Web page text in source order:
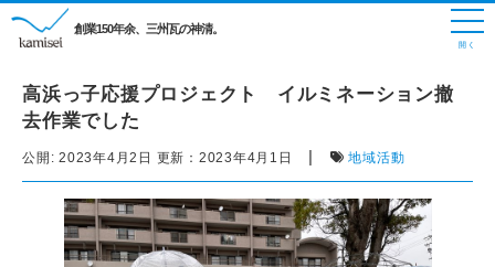
創業150年余、三州瓦の神清。
高浜っ子応援プロジェクト イルミネーション撤
去作業でした
公開: 2023年4月2日 更新： 2023年4月1日 | 地域活動